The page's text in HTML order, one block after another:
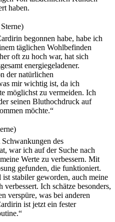
haben.
Sterne)
begonnen habe, habe ich
täglichen Wohlbefinden
oft zu hoch war, hat sich
energiegeladener.
der natürlichen
mir wichtig ist, da ich
möglichst zu vermeiden. Ich
seinen Bluthochdruck auf
möchte.“
des
war ich auf der Suche nach
Werte zu verbessern. Mit
gefunden, die funktioniert.
stabiler geworden, auch meine
Ich schätze besonders,
verspüre, was bei anderen
ist jetzt ein fester